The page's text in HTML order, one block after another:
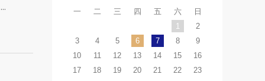
一 二 三 四 五 六
日
1
2
3
4 5 6 7 8
9
10
11 12 13 14 15
16
17
18 19 20 21 22
23